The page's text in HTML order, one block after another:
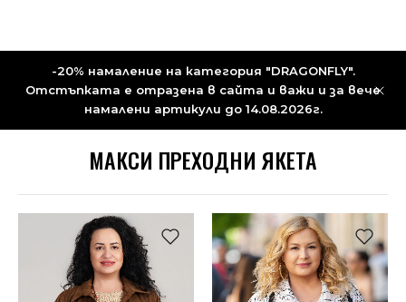
-20% намаление на категория "DRAGONFLY".
Отстъпката е отразена в сайта и важи и за вече
намалени артикули до 14.08.2026г.
МАКСИ ПРЕХОДНИ ЯКЕТА